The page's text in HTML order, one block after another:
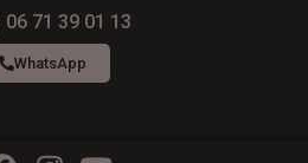
06 71 39 01 13
WhatsApp